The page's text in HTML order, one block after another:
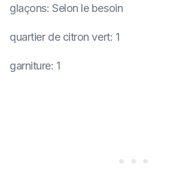
glaçons: Selon le besoin
quartier de citron vert: 1
garniture: 1